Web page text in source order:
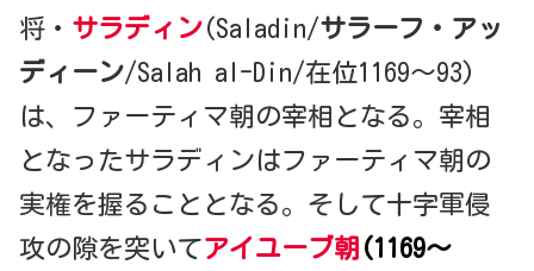
将・ サラディン(Saladin/サラーフ・アッ
ディーン/Salah al-Din/在位1169～93)
は、ファーティマ朝の宰相となる。宰相
となったサラディンはファーティマ朝の
実権を握ることとなる。そして十字軍侵
攻の隙を突いてアイユーブ朝 (1169～